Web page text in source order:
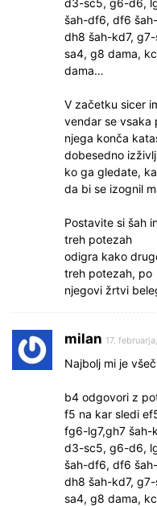
šah-df6, df6
dh8 šah-kd7,
sa4, g8 dama,
dama…
V začetku sicer
vendar se vsaka
njega konča
dobesedno
ko ga gledate,
da bi se izognil
Postavite si šah
treh potezah
odigra kako
treh potezah, po
njegovi žrtvi
milan 17.
Najbolj mi je
b4 odgovori z
f5 na kar sledi
fg6-lg7,gh7 šah-
d3-sc5, g6-d6,
šah-df6, df6
dh8 šah-kd7,
sa4, g8 dama,